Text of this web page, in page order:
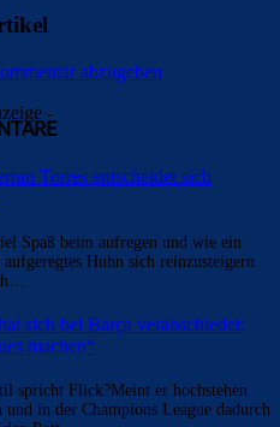
abzugeben
-
Torres entscheidet sich
Spaß beim aufregen und wie ein
Huhn sich reinzusteigern.
sich bei Barça verabschiedet:
machen“
spricht Flick?Meint er hochstehen
und in der Champions League dadurch